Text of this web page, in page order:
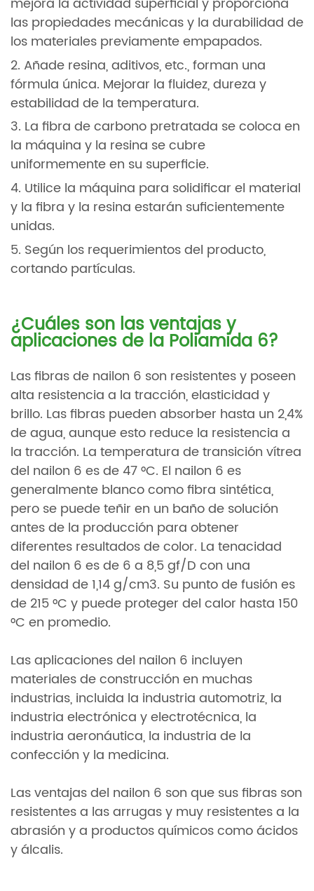
las propiedades mecánicas y la durabilidad de
los materiales previamente empapados.
2. Añade resina, aditivos, etc., forman una
fórmula única. Mejorar la fluidez, dureza y
estabilidad de la temperatura.
3. La fibra de carbono pretratada se coloca en
la máquina y la resina se cubre
uniformemente en su superficie.
4. Utilice la máquina para solidificar el material
y la fibra y la resina estarán suficientemente
unidas.
5. Según los requerimientos del producto,
cortando partículas.
¿Cuáles son las ventajas y
aplicaciones de la Poliamida 6?
Las fibras de nailon 6 son resistentes y poseen
alta resistencia a la tracción, elasticidad y
brillo. Las fibras pueden absorber hasta un 2,4%
de agua, aunque esto reduce la resistencia a
la tracción. La temperatura de transición vítrea
del nailon 6 es de 47 °C. El nailon 6 es
generalmente blanco como fibra sintética,
pero se puede teñir en un baño de solución
antes de la producción para obtener
diferentes resultados de color. La tenacidad
del nailon 6 es de 6 a 8,5 gf/D con una
densidad de 1,14 g/cm3. Su punto de fusión es
de 215 °C y puede proteger del calor hasta 150
°C en promedio.
Las aplicaciones del nailon 6 incluyen
materiales de construcción en muchas
industrias, incluida la industria automotriz, la
industria electrónica y electrotécnica, la
industria aeronáutica, la industria de la
confección y la medicina.
Las ventajas del nailon 6 son que sus fibras son
resistentes a las arrugas y muy resistentes a la
abrasión y a productos químicos como ácidos
y álcalis.